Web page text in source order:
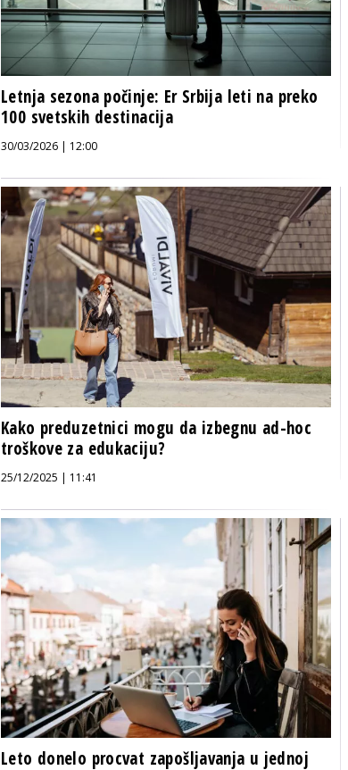
Letnja sezona počinje: Er Srbija leti na preko
100 svetskih destinacija
30/03/2026 | 12:00
Kako preduzetnici mogu da izbegnu ad-hoc
troškove za edukaciju?
25/12/2025 | 11:41
Leto donelo procvat zapošljavanja u jednoj